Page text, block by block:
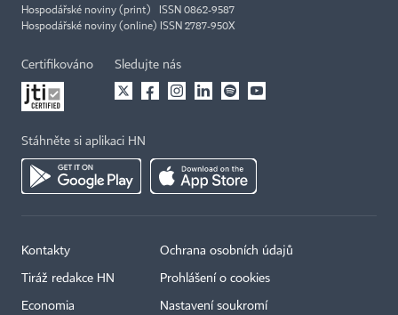
Hospodářské noviny (print) ISSN 0862-9587
Hospodářské noviny (online) ISSN 2787-950X
Certifikováno Sledujte nás
Stáhněte si aplikaci HN
Kontakty
Tiráž redakce HN
Economia
Ochrana osobních údajů
Prohlášení o cookies
Nastavení soukromí